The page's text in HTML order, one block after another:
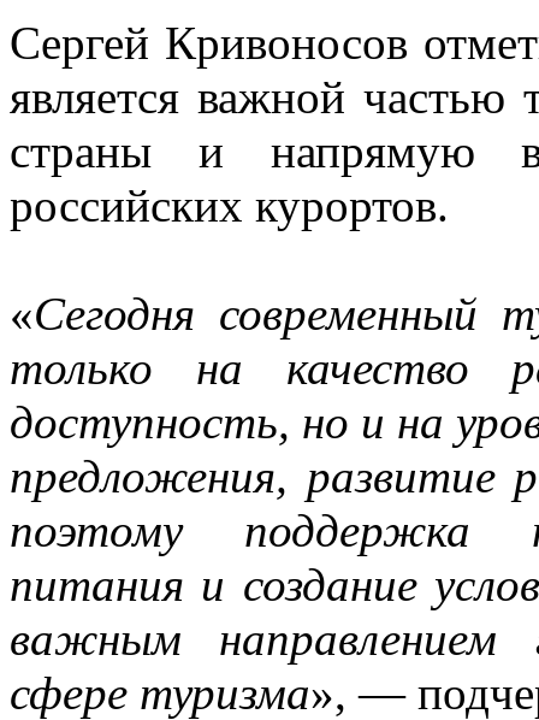
Сергей Кривоносов
является важной частью
страны и напрямую
российских курортов.
«Сегодня современный
только на качество
доступность, но и на
предложения, развитие
поэтому поддержка
питания и создание
важным направлением
сфере туризма», —